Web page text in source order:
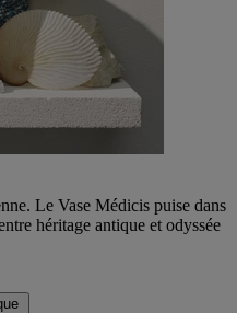
Le Vase Médicis puise dans
héritage antique et odyssée